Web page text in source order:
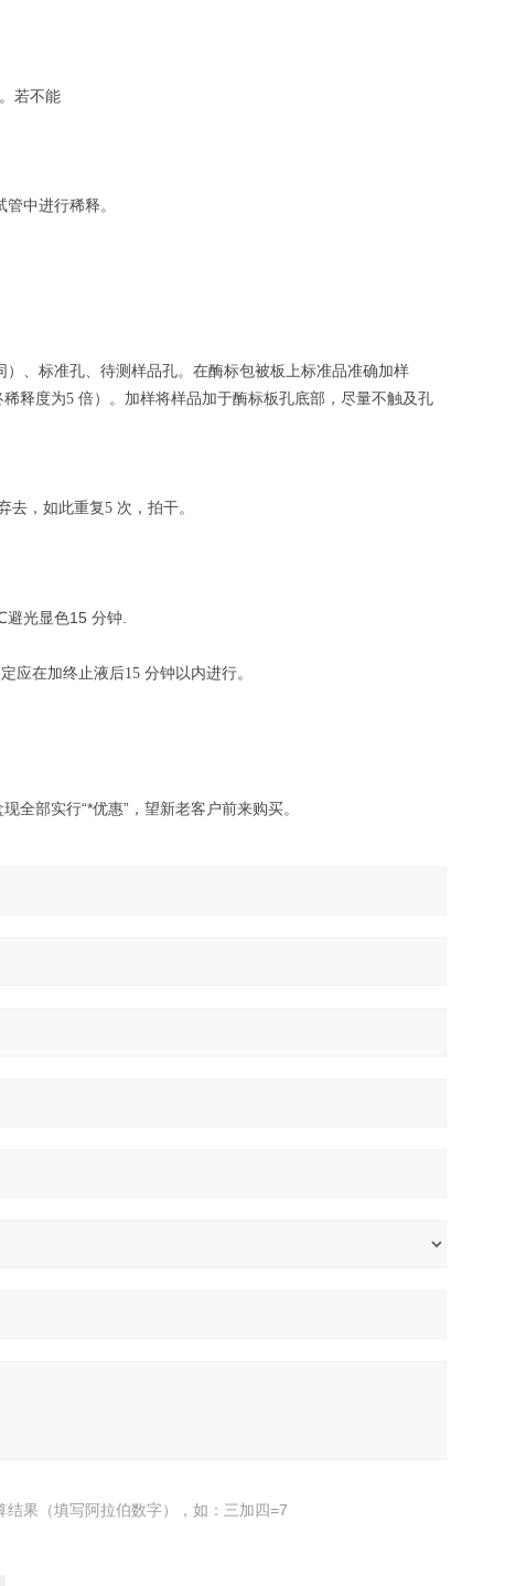
若不能
中进行稀释。
、标准孔、待测样品孔。在酶标包被板上标准品准确加样
稀释度为5 倍）。加样将样品加于酶标板孔底部，尽量不触及孔
去，如此重复5 次，拍干。
光显色15 分钟.
应在加终止液后15 分钟以内进行。
全部实行“*优惠”，望新老客户前来购买。
结果（填写阿拉伯数字），如：三加四=7